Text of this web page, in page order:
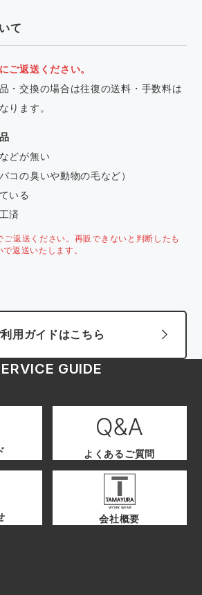
て
ご返送ください。
・交換の場合は往復の送料・手数料は
ります。
どが無い
コの臭いや動物の毛など）
いる
済
返送ください。再販できないと判断したも
返送いたします。
用ガイドはこちら
GUIDE
よくあるご質問
会社概要